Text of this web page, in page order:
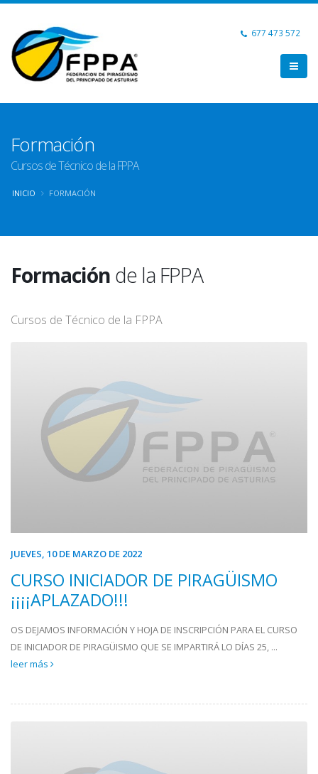
677 473 572
Formación
Cursos de Técnico de la FPPA
INICIO FORMACIÓN
Formación de la FPPA
Cursos de Técnico de la FPPA
JUEVES, 10 DE MARZO DE 2022
CURSO INICIADOR DE PIRAGÜISMO
¡¡¡¡APLAZADO!!!
OS DEJAMOS INFORMACIÓN Y HOJA DE INSCRIPCIÓN PARA EL CURSO
DE INICIADOR DE PIRAGÜISMO QUE SE IMPARTIRÁ LO DÍAS 25, ...
leer más